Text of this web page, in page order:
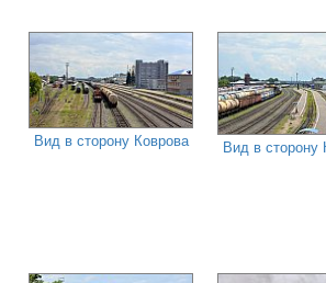
Вид в сторону Коврова Вид в сторону